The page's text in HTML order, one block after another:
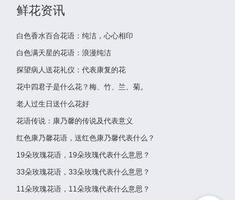
鲜花资讯
白色香水百合花语：纯洁，心心相印
白色满天星的花语：浪漫纯洁
探望病人送花礼仪：代表康复的花
花中四君子是什么花？梅、竹、兰、菊。
老人过生日送什么花好
花语传说：康乃馨的传说及代表意义
红色康乃馨花语，送红色康乃馨代表什么？
19朵玫瑰花语，19朵玫瑰代表什么意思？
33朵玫瑰花语，33朵玫瑰代表什么意思？
11朵玫瑰花语，11朵玫瑰代表什么意思？